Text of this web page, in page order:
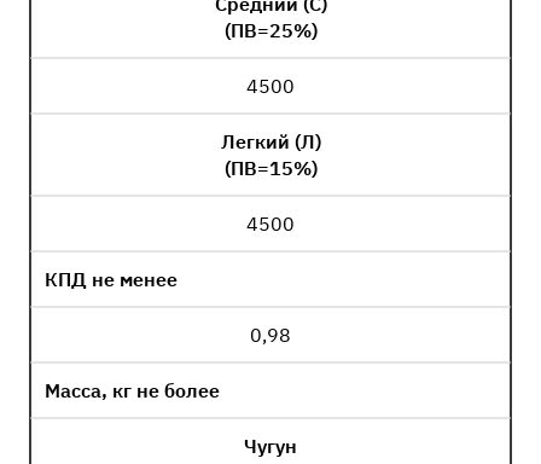
(ПВ=25%)
4500
Легкий (Л)
(ПВ=15%)
4500
КПД не менее
0,98
Масса, кг не более
Чугун